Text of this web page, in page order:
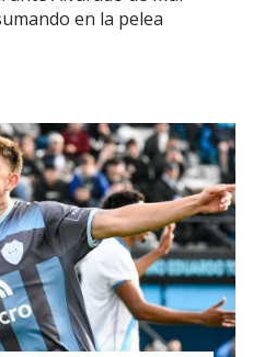
en la pelea